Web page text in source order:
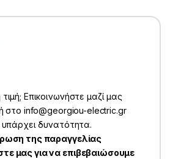
Επικοινωνήστε μαζί μας
στο info@georgiou-electric.gr
δυνατότητα.
της παραγγελίας
μας για να επιβεβαιώσουμε